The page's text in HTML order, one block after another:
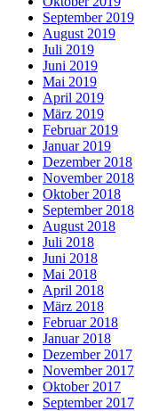
September 2019
August 2019
Juli 2019
Juni 2019
Mai 2019
April 2019
März 2019
Februar 2019
Januar 2019
Dezember 2018
November 2018
Oktober 2018
September 2018
August 2018
Juli 2018
Juni 2018
Mai 2018
April 2018
März 2018
Februar 2018
Januar 2018
Dezember 2017
November 2017
Oktober 2017
September 2017